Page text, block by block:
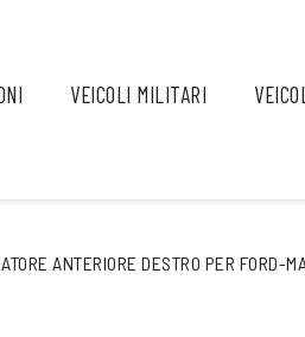
VEICOLI MILITARI
ANTERIORE DESTRO PER FORD-